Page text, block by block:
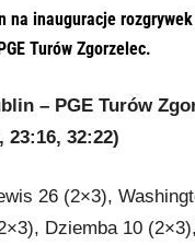
na inauguracje
Turów Zgorzelec.
– PGE Turów
23:16, 32:22)
26 (2×3),
Dziemba 10